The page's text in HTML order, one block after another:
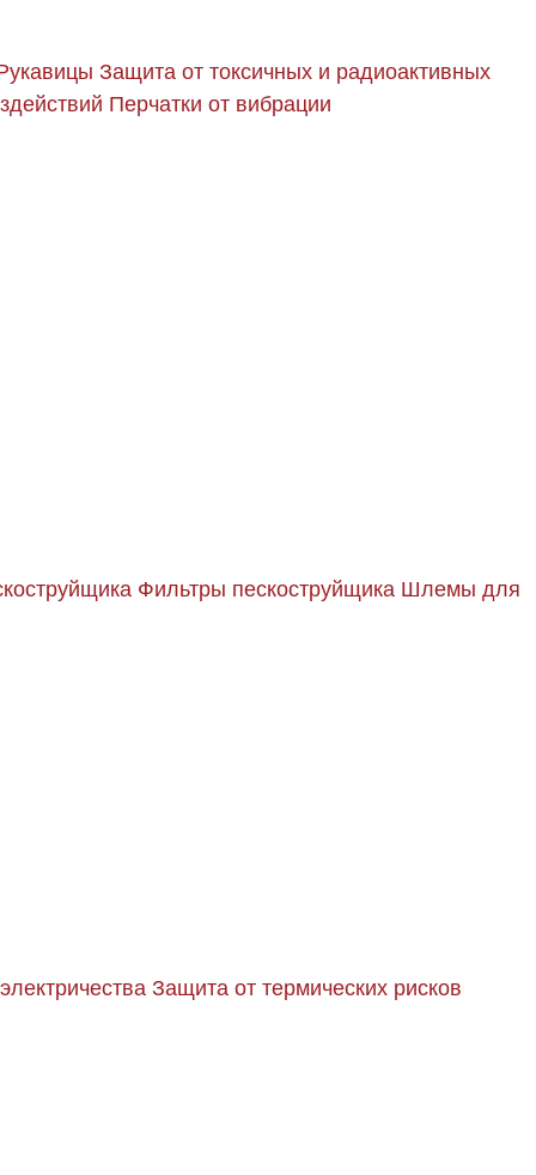
Защита от токсичных и радиоактивных
Перчатки от вибрации
Фильтры пескоструйщика Шлемы для
Защита от термических рисков